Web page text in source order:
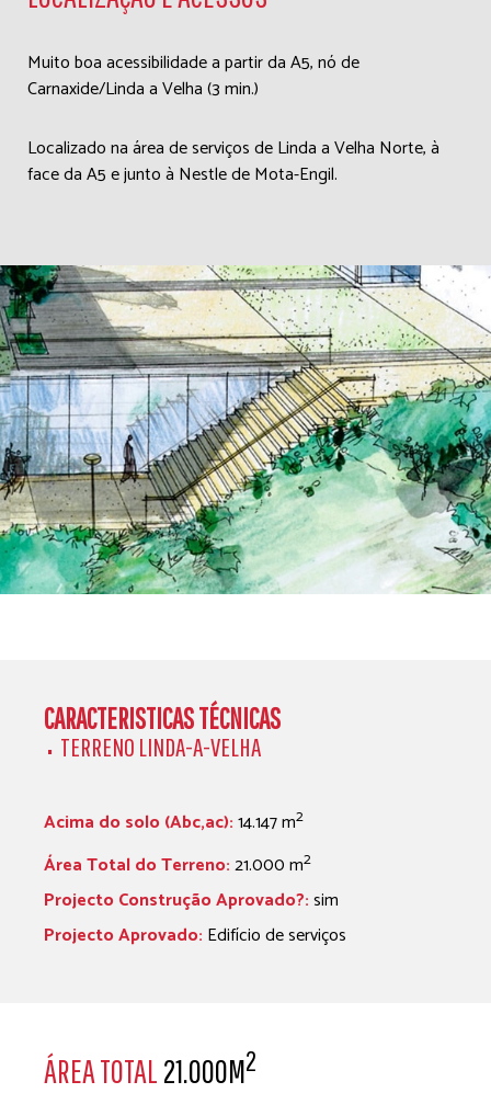
Muito boa acessibilidade a partir da A5, nó de
Carnaxide/Linda a Velha (3 min.)
Localizado na área de serviços de Linda a Velha Norte, à
face da A5 e junto à Nestle de Mota-Engil.
CARACTERISTICAS TÉCNICAS
TERRENO LINDA-A-VELHA
Acima do solo (Abc,ac):14.147 m2
Área Total do Terreno:21.000 m2
Projecto Construção Aprovado?:sim
Projecto Aprovado: Edifício de serviços
ÁREA TOTAL 21.000M2